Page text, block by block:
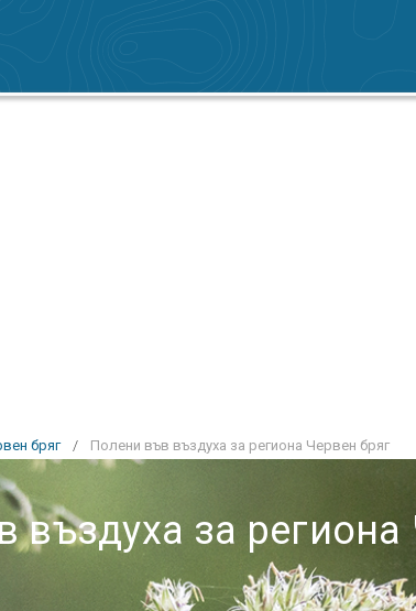
бряг / Полени във въздуха за региона Червен бряг
въздуха за региона